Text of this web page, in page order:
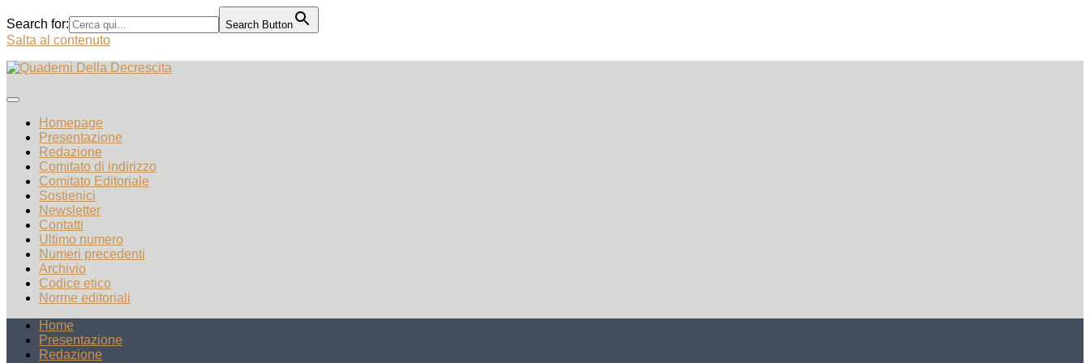
Search for: Search Button
Salta al contenuto
Homepage
Presentazione
Redazione
Comitato di indirizzo
Comitato Editoriale
Sostienici
Newsletter
Contatti
Ultimo numero
Numeri precedenti
Archivio
Codice etico
Norme editoriali
Home
Presentazione
Redazione